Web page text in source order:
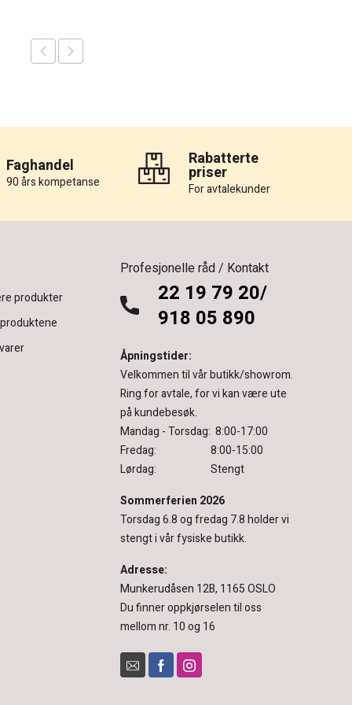
Faghandel
90 års kompetanse
Rabatterte
priser
For avtalekunder
produkter
Profesjonelle råd / Kontakt
22 19 79 20/
918 05 890
Åpningstider:
Velkommen til vår butikk/showrom.
Ring for avtale, for vi kan være ute
på kundebesøk.
Mandag - Torsdag: 8:00-17:00
Fredag: 8:00-15:00
Lørdag: Stengt
Sommerferien 2026
Torsdag 6.8 og fredag 7.8 holder vi
stengt i vår fysiske butikk.
Adresse:
Munkerudåsen 12B, 1165 OSLO
Du finner oppkjørselen til oss
mellom nr. 10 og 16